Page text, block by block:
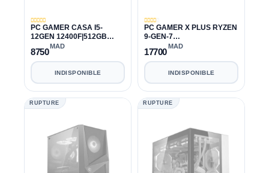
PC GAMER CASA I5-
12GEN 12400F|512GB
SSD|500GB
HDD|16GB|RTX 3050 8GB
8750
MAD
INDISPONIBLE
PC GAMER X PLUS RYZEN
9-GEN-7
7900X|128GB|1TB|1TB|RTX
3070 8GB
17700
MAD
INDISPONIBLE
RUPTURE RUPTURE